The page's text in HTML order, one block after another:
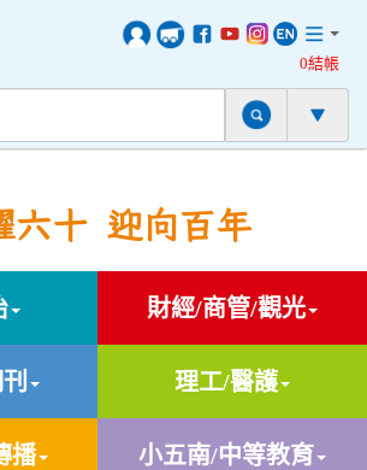
0結帳
六十 迎向百年
財經/商管/觀光
理工/醫護
播 小五南/中等教育